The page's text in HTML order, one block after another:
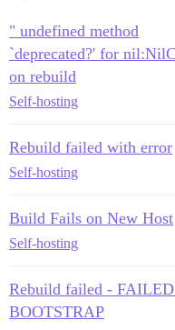
" undefined method
`deprecated?' for
on rebuild
Self-hosting
Rebuild failed with error
Self-hosting
Build Fails on New Host
Self-hosting
Rebuild failed -
BOOTSTRAP